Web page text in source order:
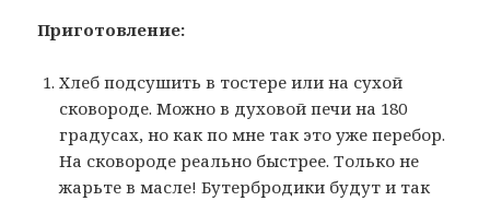
Приготовление:
Хлеб подсушить в тостере или на сухой
сковороде. Можно в духовой печи на 180
градусах, но как по мне так это уже перебор.
На сковороде реально быстрее. Только не
жарьте в масле! Бутербродики будут и так